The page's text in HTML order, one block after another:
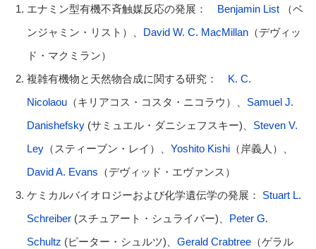
エナミン型有機不斉触媒反応の発展： Benjamin List（ベ
ンジャミン・リスト）、 David W. C. MacMillan（デヴィッ
ド・マクミラン）
複雑有機物と天然物合成に関する研究： K. C.
Nicolaou（キリアコス・コスタ・ニコラウ）、 Samuel J.
Danishefsky(サミュエル・ダニシェフスキー)、 Steven V.
Ley（スティーブン・レイ）、 Yoshito Kishi（岸義人）、
David A. Evans （デヴィッド・エヴァンス）
ケミカルバイオロジーおよび化学遺伝学の発展： Stuart L.
Schreiber (スチュアート・シュライバー)、 Peter G.
Schultz (ピーター・シュルツ)、 Gerald Crabtree（ゲラル